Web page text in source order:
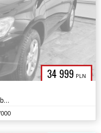
34 999 PLN
Lift 2.2d4d 150KM piękny stan zadbany garażowany zamiana 1r.gwarancji